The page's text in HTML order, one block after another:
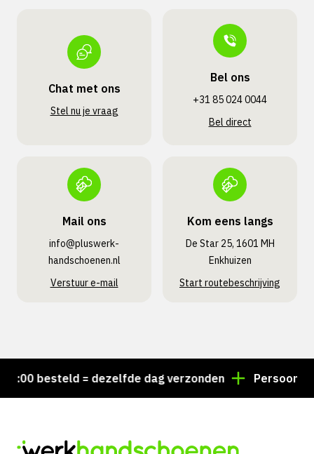
Chat met ons
Stel nu je vraag
Bel ons
+31 85 024 0044
Bel direct
Mail ons
info@pluswerk­
handschoenen.nl
Verstuur e-mail
Kom eens langs
De Star 25, 1601 MH
Enkhuizen
Start routebeschrijving
besteld = dezelfde dag verzonden Persoonlijk